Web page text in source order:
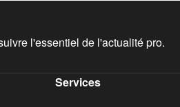
l'essentiel de l'actualité pro.
Services